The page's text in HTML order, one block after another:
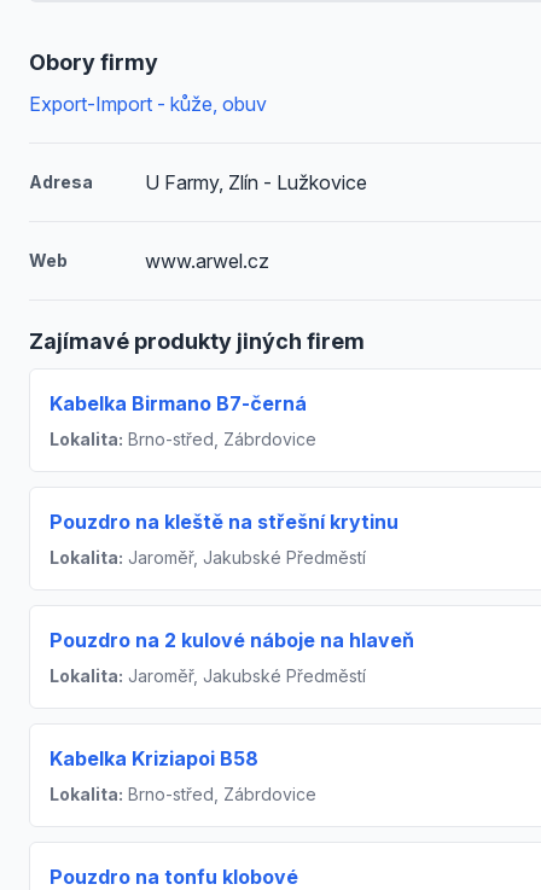
Obory firmy
Export-Import - kůže, obuv
Adresa U Farmy, Zlín - Lužkovice
Web www.arwel.cz
Zajímavé produkty jiných firem
Kabelka Birmano B7-černá
Lokalita: Brno-střed, Zábrdovice
Pouzdro na kleště na střešní krytinu
Lokalita: Jaroměř, Jakubské Předměstí
Pouzdro na 2 kulové náboje na hlaveň
Lokalita: Jaroměř, Jakubské Předměstí
Kabelka Kriziapoi B58
Lokalita: Brno-střed, Zábrdovice
Pouzdro na tonfu klobové